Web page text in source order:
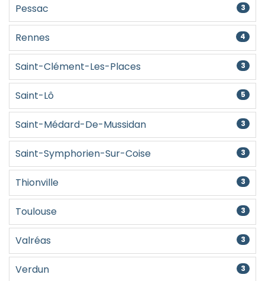
Pessac 3
Rennes 4
Saint-Clément-Les-Places 3
Saint-Lô 5
Saint-Médard-De-Mussidan 3
Saint-Symphorien-Sur-Coise 3
Thionville 3
Toulouse 3
Valréas 3
Verdun 3